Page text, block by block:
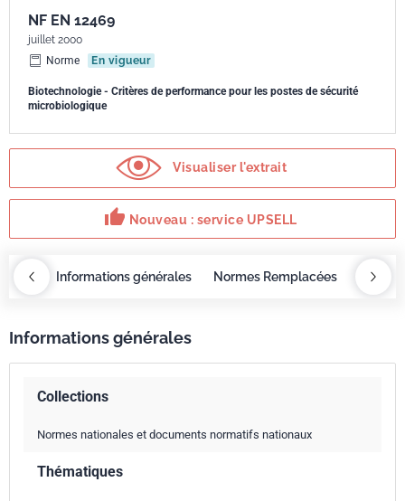
NF EN 12469
juillet 2000
Norme
En vigueur
Biotechnologie - Critères de performance pour les postes de sécurité
microbiologique
Visualiser l'extrait
thumb_up Nouveau : service UPSELL
Informations générales Normes Remplacées
Informations générales
Collections
Normes nationales et documents normatifs nationaux
Thématiques